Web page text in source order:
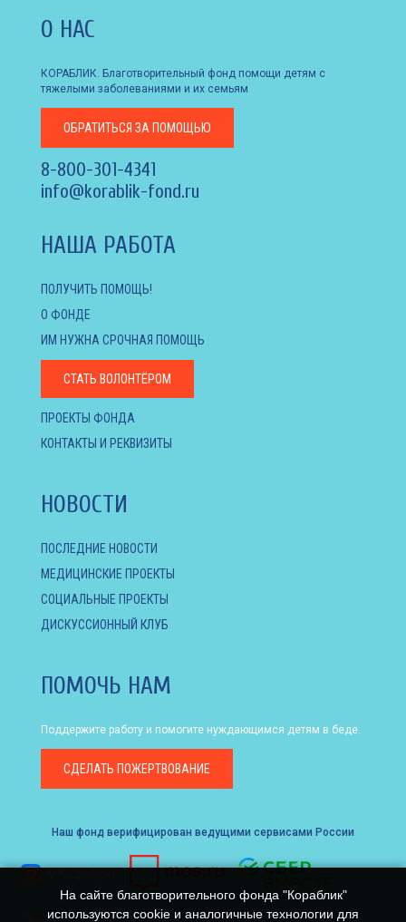
О НАС
КОРАБЛИК. Благотворительный фонд помощи детям с
тяжелыми заболеваниями и их семьям
ОБРАТИТЬСЯ ЗА ПОМОЩЬЮ
8-800-301-4341
info@korablik-fond.ru
НАША РАБОТА
ПОЛУЧИТЬ ПОМОЩЬ!
О ФОНДЕ
ИМ НУЖНА СРОЧНАЯ ПОМОЩЬ
СТАТЬ ВОЛОНТЁРОМ
ПРОЕКТЫ ФОНДА
КОНТАКТЫ И РЕКВИЗИТЫ
НОВОСТИ
ПОСЛЕДНИЕ НОВОСТИ
МЕДИЦИНСКИЕ ПРОЕКТЫ
СОЦИАЛЬНЫЕ ПРОЕКТЫ
ДИСКУССИОННЫЙ КЛУБ
ПОМОЧЬ НАМ
Поддержите работу и помогите нуждающимся детям в беде.
СДЕЛАТЬ ПОЖЕРТВОВАНИЕ
Наш фонд верифицирован ведущими сервисами России
На сайте благотворительного фонда "Кораблик"
используются cookie и аналогичные технологии для